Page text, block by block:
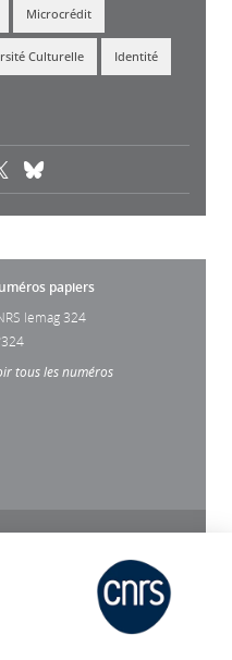
Microcrédit
Culturelle Identité
external)
(link is external)
papiers
lemag 324
tous les numéros
Partager